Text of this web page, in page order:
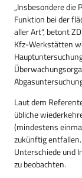
„Insbesondere die
Funktion bei der
aller Art“, betont
Kfz-Werkstätten
Laut dem
übliche
(mindestens
zukünftig
Unterschiede und
zu beobachten.